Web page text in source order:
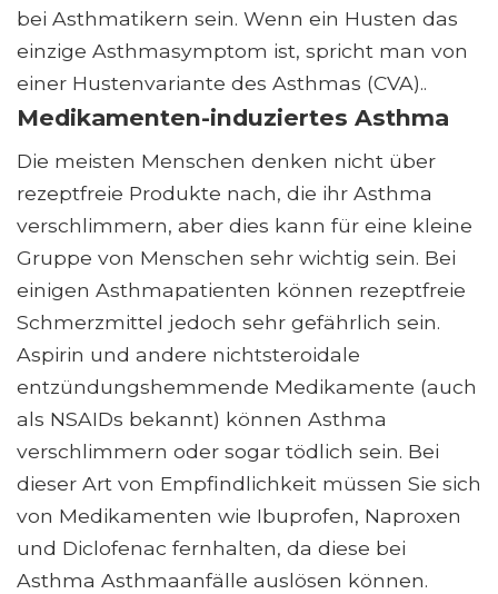
bei Asthmatikern sein. Wenn ein Husten das
einzige Asthmasymptom ist, spricht man von
einer Hustenvariante des Asthmas (CVA)..
Medikamenten-induziertes Asthma
Die meisten Menschen denken nicht über
rezeptfreie Produkte nach, die ihr Asthma
verschlimmern, aber dies kann für eine kleine
Gruppe von Menschen sehr wichtig sein. Bei
einigen Asthmapatienten können rezeptfreie
Schmerzmittel jedoch sehr gefährlich sein.
Aspirin und andere nichtsteroidale
entzündungshemmende Medikamente (auch
als NSAIDs bekannt) können Asthma
verschlimmern oder sogar tödlich sein. Bei
dieser Art von Empfindlichkeit müssen Sie sich
von Medikamenten wie Ibuprofen, Naproxen
und Diclofenac fernhalten, da diese bei
Asthma Asthmaanfälle auslösen können.